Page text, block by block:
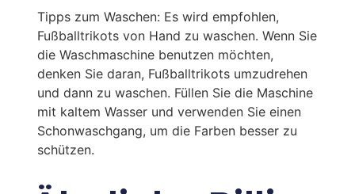
Tipps zum Waschen: Es wird empfohlen,
Fußballtrikots von Hand zu waschen. Wenn Sie
die Waschmaschine benutzen möchten,
denken Sie daran, Fußballtrikots umzudrehen
und dann zu waschen. Füllen Sie die Maschine
mit kaltem Wasser und verwenden Sie einen
Schonwaschgang, um die Farben besser zu
schützen.